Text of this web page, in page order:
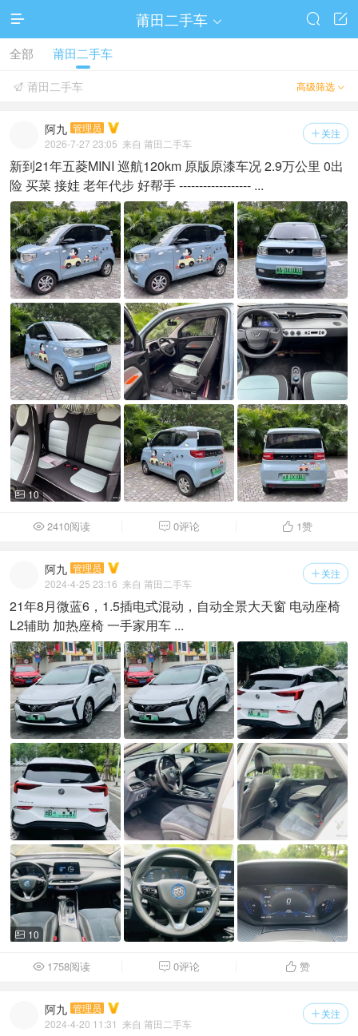
 莆田二手车  

全部 莆田二手车
高级筛选 
 莆田二手车
 关注
阿九 管理员
2026-7-27 23:05 来自 莆田二手车
新到21年五菱MINI 巡航120km 原版原漆车况 2.9万公里 0出
险 买菜 接娃 老年代步 好帮手 ------------------ ...
 10
 2410阅读  0评论  1赞
 关注
阿九 管理员
2024-4-25 23:16 来自 莆田二手车
21年8月微蓝6，1.5插电式混动，自动全景大天窗 电动座椅
L2辅助 加热座椅 一手家用车 ...
 10
 1758阅读  0评论  赞
 关注
阿九 管理员
2024-4-20 11:31 来自 莆田二手车